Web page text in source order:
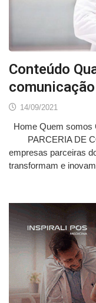
Conteúdo
14/09/2021
Home Quem somos
PARCERIA DE
empresas parceiras
transformam e